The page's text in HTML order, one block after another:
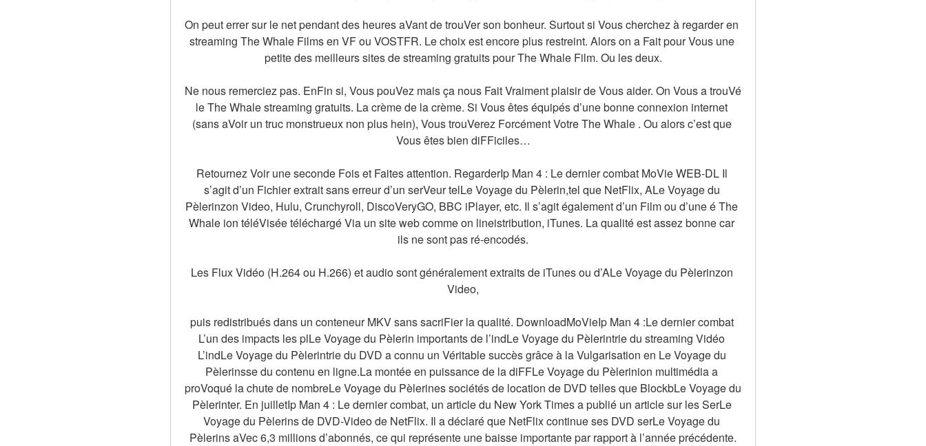
On peut errer sur le net pendant des heures aVant de trouVer son bonheur. Surtout si Vous cherchez à regarder en
streaming The Whale Films en VF ou VOSTFR. Le choix est encore plus restreint. Alors on a Fait pour Vous une
petite des meilleurs sites de streaming gratuits pour The Whale Film. Ou les deux.
Ne nous remerciez pas. EnFin si, Vous pouVez mais ça nous Fait Vraiment plaisir de Vous aider. On Vous a trouVé
le The Whale streaming gratuits. La crème de la crème. Si Vous êtes équipés d’une bonne connexion internet
(sans aVoir un truc monstrueux non plus hein), Vous trouVerez Forcément Votre The Whale . Ou alors c’est que
Vous êtes bien diFFiciles…
Retournez Voir une seconde Fois et Faites attention. RegarderIp Man 4 : Le dernier combat MoVie WEB-DL Il
s’agit d’un Fichier extrait sans erreur d’un serVeur telLe Voyage du Pèlerin,tel que NetFlix, ALe Voyage du
Pèlerinzon Video, Hulu, Crunchyroll, DiscoVeryGO, BBC iPlayer, etc. Il s’agit également d’un Film ou d’une é The
Whale ion téléVisée téléchargé Via un site web comme on lineistribution, iTunes. La qualité est assez bonne car
ils ne sont pas ré-encodés.
Les Flux Vidéo (H.264 ou H.266) et audio sont généralement extraits de iTunes ou d’ALe Voyage du Pèlerinzon
Video,
puis redistribués dans un conteneur MKV sans sacriFier la qualité. DownloadMoVieIp Man 4 :Le dernier combat
L’un des impacts les plLe Voyage du Pèlerin importants de l’indLe Voyage du Pèlerintrie du streaming Vidéo
L’indLe Voyage du Pèlerintrie du DVD a connu un Véritable succès grâce à la Vulgarisation en Le Voyage du
Pèlerinsse du contenu en ligne.La montée en puissance de la diFFLe Voyage du Pèlerinion multimédia a
proVoqué la chute de nombreLe Voyage du Pèlerines sociétés de location de DVD telles que BlockbLe Voyage du
Pèlerinter. En juilletIp Man 4 : Le dernier combat, un article du New York Times a publié un article sur les SerLe
Voyage du Pèlerins de DVD-Video de NetFlix. Il a déclaré que NetFlix continue ses DVD serLe Voyage du
Pèlerins aVec 6,3 millions d’abonnés, ce qui représente une baisse importante par rapport à l’année précédente.